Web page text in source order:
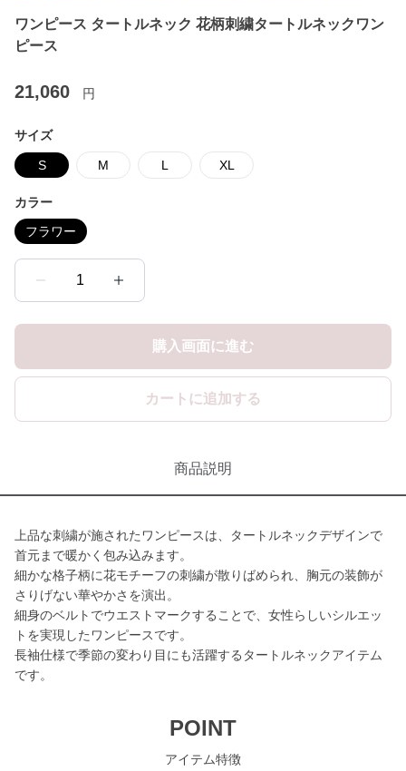
ワンピース タートルネック 花柄刺繍タートルネックワン
ピース
21,060 円
サイズ
S M L XL
カラー
フラワー
1
購入画面に進む
カートに追加する
商品説明
上品な刺繍が施されたワンピースは、タートルネックデザインで
首元まで暖かく包み込みます。
細かな格子柄に花モチーフの刺繍が散りばめられ、胸元の装飾が
さりげない華やかさを演出。
細身のベルトでウエストマークすることで、女性らしいシルエッ
トを実現したワンピースです。
長袖仕様で季節の変わり目にも活躍するタートルネックアイテム
です。
POINT
アイテム特徴